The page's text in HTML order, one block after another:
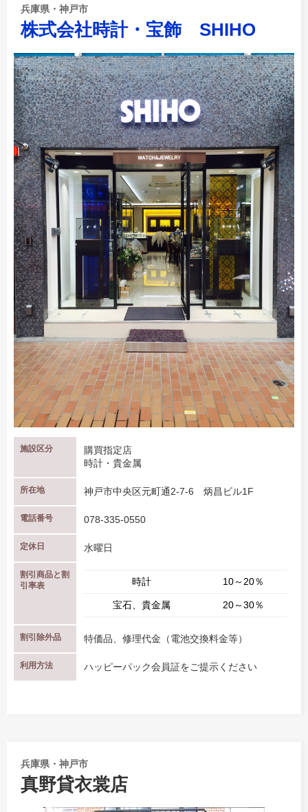
兵庫県・神戸市
株式会社時計・宝飾 SHIHO
施設区分
購買指定店
時計・貴金属
所在地 神戸市中央区元町通2-7-6 炳昌ビル1F
電話番号 078-335-0550
定休日 水曜日
割引商品と割
引率表
時計 10～20％
宝石、貴金属 20～30％
割引除外品 特価品、修理代金（電池交換料金等）
利用方法 ハッピーパック会員証をご提示ください
兵庫県・神戸市
真野貸衣裳店